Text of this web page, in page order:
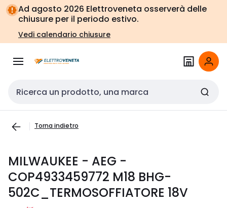
Vai alla
navigazione
Vai
alla
pagina
Ad agosto 2026 Elettroveneta osserverà delle
chiusure per il periodo estivo.
Vedi calendario chiusure
Cerca input
Torna indietro
MILWAUKEE - AEG -
COP4933459772 M18 BHG-
502C_TERMOSOFFIATORE 18V